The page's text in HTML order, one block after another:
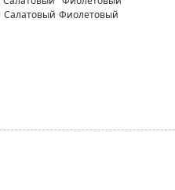
Салатовый Фиолетовый